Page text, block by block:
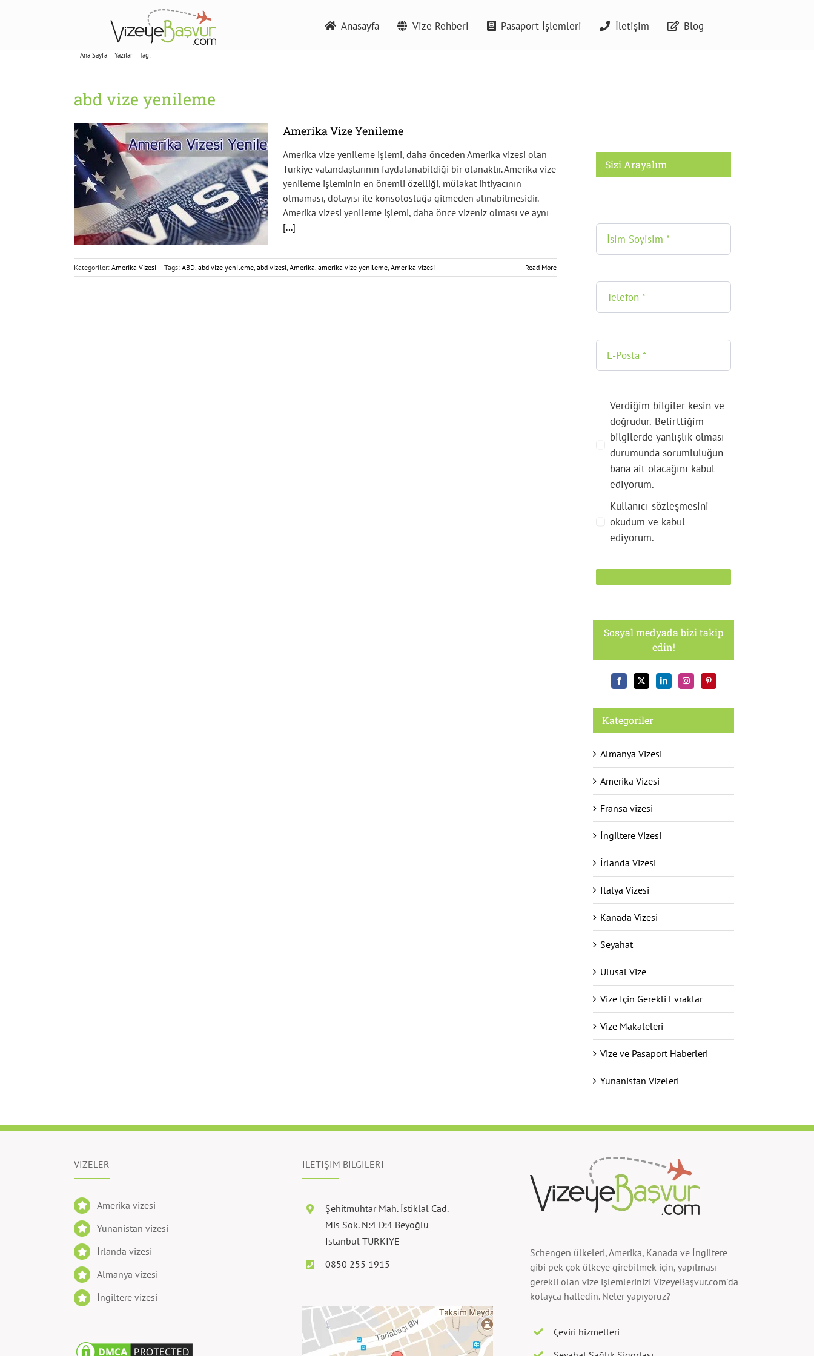
Anasayfa Vize Rehberi Pasaport İşlemleri İletişim Blog
abd vize yenileme
Ana Sayfa Yazılar Tag:abd vize yenileme
Amerika Vize Yenileme
Amerika vize yenileme işlemi, daha önceden Amerika vizesi olan
Türkiye vatandaşlarının faydalanabildiği bir olanaktır. Amerika vize
yenileme işleminin en önemli özelliği, mülakat ihtiyacının
olmaması, dolayısı ile konsolosluğa gitmeden alınabilmesidir.
Amerika vizesi yenileme işlemi, daha önce vizeniz olması ve aynı
[...]
Kategoriler: Amerika Vizesi | Tags: ABD abd vize yenileme abd vizesi Amerika amerika vize yenileme Amerika vizesi Read More
Sizi Arayalım
Verdiğim bilgiler kesin ve
doğrudur. Belirttiğim
bilgilerde yanlışlık olması
durumunda sorumluluğun
bana ait olacağını kabul
ediyorum.
Kullanıcı sözleşmesini
okudum ve kabul
ediyorum.
Sosyal medyada bizi takip
edin!
Kategoriler
Almanya Vizesi
Amerika Vizesi
Fransa vizesi
İngiltere Vizesi
İrlanda Vizesi
İtalya Vizesi
Kanada Vizesi
Seyahat
Ulusal Vize
Vize İçin Gerekli Evraklar
Vize Makaleleri
Vize ve Pasaport Haberleri
Yunanistan Vizeleri
VİZELER
Amerika vizesi
Yunanistan vizesi
İrlanda vizesi
Almanya vizesi
İngiltere vizesi
İLETİŞİM BİLGİLERİ
Şehitmuhtar Mah. İstiklal Cad.
Mis Sok. N:4 D:4 Beyoğlu
İstanbul TÜRKİYE
0850 255 1915
Schengen ülkeleri, Amerika, Kanada ve İngiltere
gibi pek çok ülkeye girebilmek için, yapılması
gerekli olan vize işlemlerinizi VizeyeBaşvur.com'da
kolayca halledin. Neler yapıyoruz?
Çeviri hizmetleri